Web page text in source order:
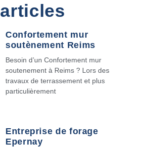
Confortement mur
soutènement Reims
Besoin d’un Confortement mur
soutenement à Reims ? Lors des
travaux de terrassement et plus
particulièrement
Entreprise de forage
Epernay